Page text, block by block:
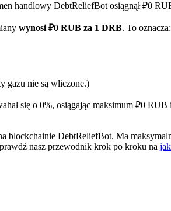
handlowy DebtReliefBot osiągnął ₽0
wynosi ₽0 RUB za 1 DRB. To oznacza:
gazu nie są wliczone.)
się o 0%, osiągając maksimum ₽0
blockchainie DebtReliefBot. Ma
nasz przewodnik krok po kroku na